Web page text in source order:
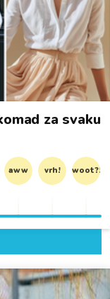
za svaku
aww vrh! woot?!